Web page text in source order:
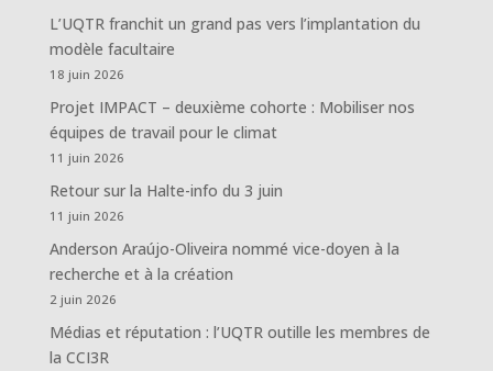
L’UQTR franchit un grand pas vers l’implantation du
modèle facultaire
18 juin 2026
Projet IMPACT – deuxième cohorte : Mobiliser nos
équipes de travail pour le climat
11 juin 2026
Retour sur la Halte-info du 3 juin
11 juin 2026
Anderson Araújo-Oliveira nommé vice-doyen à la
recherche et à la création
2 juin 2026
Médias et réputation : l’UQTR outille les membres de
la CCI3R